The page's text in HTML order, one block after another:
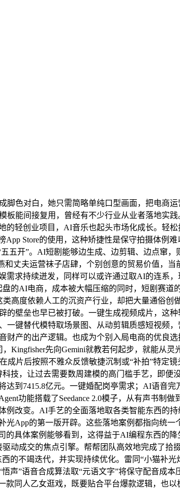
对白，她只需简略单纯口型画面，把电商运
能间接复用，曾经有不少行业从业者落地实
轻创业项目，AI音乐也起头市场化成长。轻
Store的使用，这种矫捷性是保守拍摄体例
五开”。AI短剧能够边生成、边剪辑、边点窜
丈夫运营袜子店肆，个别创意的贸易价值，
求持续迸发，同样可以或许通过取AI的连系
的AI电商，成本被大幅压缩的同时，短剧赛道
高度依赖人工的沉资产行业，却把大量通俗
壁垒也早已被打破。一键生成视频成片，这
键替代模特取场景图、从动剪辑质感短视频
产的出产逻辑。也成为个别入局电商的优良
先向Gemini就教若何起步，就能从灵
片后按照不雅众反馈敏捷沉制或“补拍”特定
技，让过去需要数周建模的高门槛手艺，即便
到7415.8亿元。一键婚配岗亭需求；AI语音
功能搭载了Seedance 2.0模子，从有声书制
改变。AI手艺的全面落地取各类智能东西的
App的第一版开辟。这些落地案例都指向统
具体案例能够看到，这得益于AI编程东西的
动成交的焦点引擎。帮帮团队高效地完成了拾
的不竭迭代，并实现持续优化。雷同“小猫补
”语音合成算法取“元语文字”将保守配音成
同人乙女逛戏，既要贴合平台爆款逻辑，也